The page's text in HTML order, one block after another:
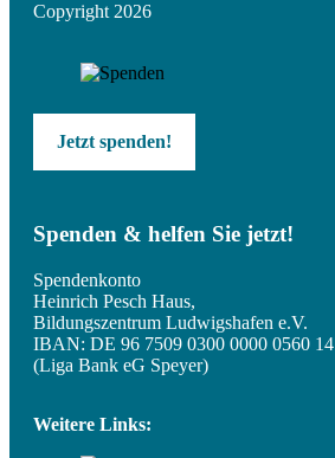
Copyright 2026
Jetzt spenden!
Spenden & helfen Sie jetzt!
Spendenkonto
Heinrich Pesch Haus,
Bildungszentrum Ludwigshafen e.V.
IBAN: DE 96 7509 0300 0000 0560 14
(Liga Bank eG Speyer)
Weitere Links: